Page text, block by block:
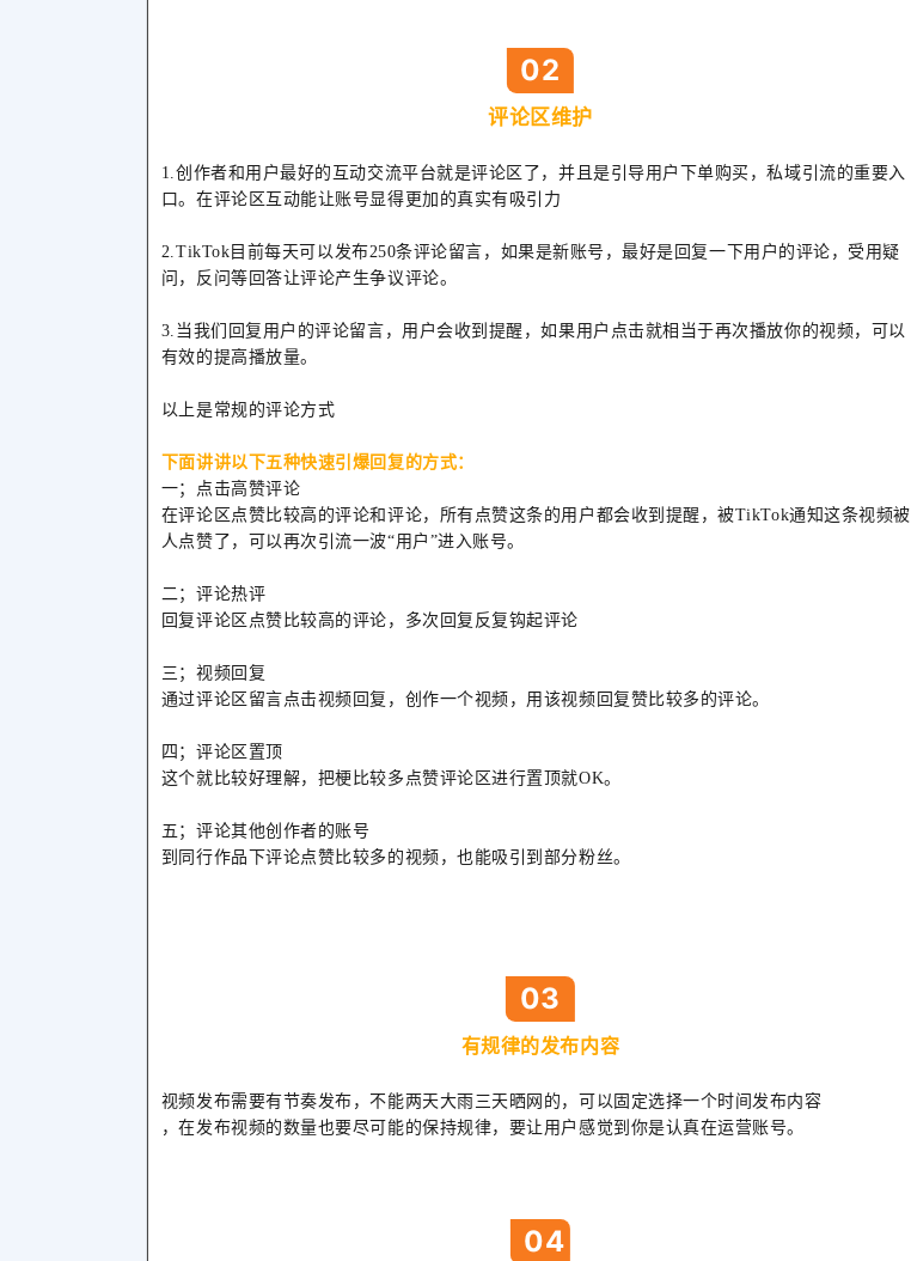
02
评论区维护
1.创作者和用户最好的互动交流平台就是评论区了，并且是引导用户下单购买，私域引流的重要入
口。在评论区互动能让账号显得更加的真实有吸引力
2.TikTok目前每天可以发布250条评论留言，如果是新账号，最好是回复一下用户的评论，受用疑
问，反问等回答让评论产生争议评论。
3.当我们回复用户的评论留言，用户会收到提醒，如果用户点击就相当于再次播放你的视频，可以
有效的提高播放量。
以上是常规的评论方式
下面讲讲以下五种快速引爆回复的方式：
一；点击高赞评论
在评论区点赞比较高的评论和评论，所有点赞这条的用户都会收到提醒，被TikTok通知这条视频被
人点赞了，可以再次引流一波“用户”进入账号。
二；评论热评
回复评论区点赞比较高的评论，多次回复反复钩起评论
三；视频回复
通过评论区留言点击视频回复，创作一个视频，用该视频回复赞比较多的评论。
四；评论区置顶
这个就比较好理解，把梗比较多点赞评论区进行置顶就OK。
五；评论其他创作者的账号
到同行作品下评论点赞比较多的视频，也能吸引到部分粉丝。
03
有规律的发布内容
视频发布需要有节奏发布，不能两天大雨三天晒网的，可以固定选择一个时间发布内容
，在发布视频的数量也要尽可能的保持规律，要让用户感觉到你是认真在运营账号。
04